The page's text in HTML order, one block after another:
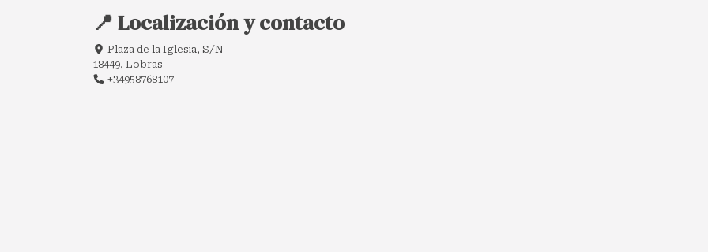
📍 Localización y contacto
Plaza de la Iglesia, S/N
18449, Lobras
+34958768107